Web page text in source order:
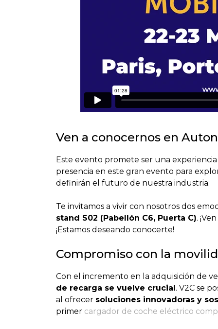
Ven a conocernos en
Este evento promete ser una
presencia en este gran evento para
definirán el futuro de nuestra industria.
Te invitamos a vivir con nosotros dos
stand S02 (Pabellón C6, Puerta C).
¡Estamos deseando conocerte!
Compromiso con la
Con el incremento en la adquisición de
de recarga se vuelve crucial. V2C se
al ofrecer soluciones innovadoras y
primer cargador de coche eléctrico